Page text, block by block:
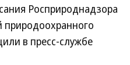
Росприроднадзора
природоохранного
в пресс-службе